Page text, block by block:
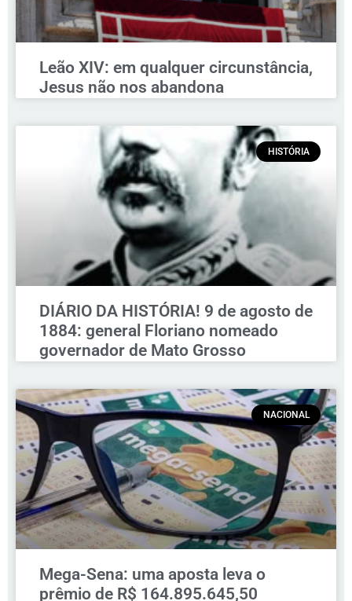
Leão XIV: em qualquer circunstância,
Jesus não nos abandona
HISTÓRIA
DIÁRIO DA HISTÓRIA! 9 de agosto de
1884: general Floriano nomeado
governador de Mato Grosso
NACIONAL
Mega-Sena: uma aposta leva o
prêmio de R$ 164.895.645,50